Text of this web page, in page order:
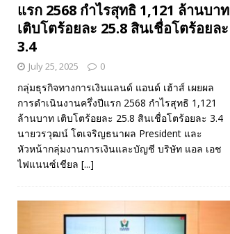
แรก 2568 กำไรสุทธิ 1,121 ล้านบาท
เติบโตร้อยละ 25.8 สินเชื่อโตร้อยละ
3.4
July 25, 2025 0
กลุ่มธุรกิจทางการเงินแลนด์ แอนด์ เฮ้าส์ เผยผล
การดำเนินงานครึ่งปีแรก 2568 กำไรสุทธิ 1,121
ล้านบาท เติบโตร้อยละ 25.8 สินเชื่อโตร้อยละ 3.4
นายวรวุฒน์ โตเจริญธนาผล President และ
หัวหน้ากลุ่มงานการเงินและบัญชี บริษัท แอล เอช
ไฟแนนซ์เชียล [...]